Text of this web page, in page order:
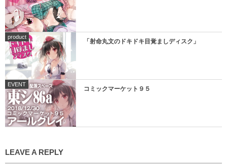
product
「射命丸文のドキドキ目覚ましディスク」
EVENT
コミックマーケット９５
LEAVE A REPLY